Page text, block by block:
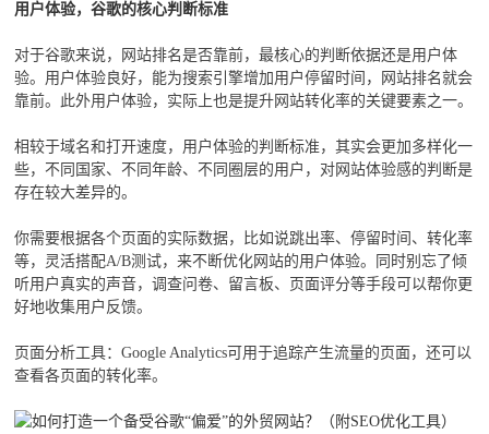
用户体验，谷歌的核心判断标准
对于谷歌来说，网站排名是否靠前，最核心的判断依据还是用户体
验。用户体验良好，能为搜索引擎增加用户停留时间，网站排名就会
靠前。此外用户体验，实际上也是提升网站转化率的关键要素之一。
相较于域名和打开速度，用户体验的判断标准，其实会更加多样化一
些，不同国家、不同年龄、不同圈层的用户，对网站体验感的判断是
存在较大差异的。
你需要根据各个页面的实际数据，比如说跳出率、停留时间、转化率
等，灵活搭配A/B测试，来不断优化网站的用户体验。同时别忘了倾
听用户真实的声音，调查问卷、留言板、页面评分等手段可以帮你更
好地收集用户反馈。
页面分析工具：Google Analytics可用于追踪产生流量的页面，还可以
查看各页面的转化率。